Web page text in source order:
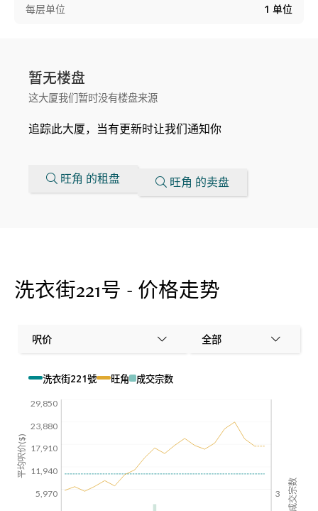
每层单位 1 单位
暂无楼盘
这大厦我们暂时没有楼盘来源
追踪此大厦，当有更新时让我们通知你
旺角 的租盘 旺角 的卖盘
洗衣街221号 - 价格走势
呎价 全部
洗衣街221號 旺角 成交宗数
3 成交宗数
29,850
23,880
17,910
11,940
5,970
平均呎价($)